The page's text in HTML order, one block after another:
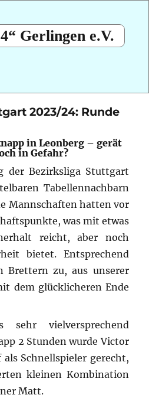
Gerlingen e.V.
2023/24: Runde
in Leonberg – gerät
in Gefahr?
der Bezirksliga Stuttgart
Tabellennachbarn
Mannschaften hatten vor
was mit etwas
reicht, aber noch
bietet. Entsprechend
Brettern zu, aus unserer
dem glücklicheren Ende
vielversprechend
2 Stunden wurde Victor
Schnellspieler gerecht,
kleinen Kombination
Matt.